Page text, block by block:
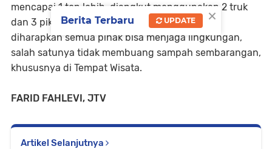
mencapai 1 ton lebih, diangkut menggunakan 2 truk
dan 3 pikap.
diharapkan semua pihak bisa menjaga lingkungan,
salah satunya tidak membuang sampah sembarangan,
khususnya di Tempat Wisata.
FARID FAHLEVI, JTV
Artikel Selanjutnya
×
Berita Terbaru UPDATE